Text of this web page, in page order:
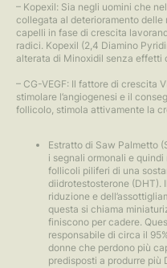
– Kopexil: Sia negli uomini che
collegata al deterioramento delle
capelli in fase di crescita
radici. Kopexil (2,4 Diamino
alterata di Minoxidil senza effetti
– CG-VEGF: Il fattore di crescita
stimolare l’angiogenesi e il
follicolo, stimola attivamente la
Estratto di Saw Palmetto
i segnali ormonali e
follicoli piliferi di una
diidrotestosterone (DHT).
riduzione e
questa si chiama
finiscono per cadere.
responsabile di circa il
donne che perdono più
predisposti a produrre più